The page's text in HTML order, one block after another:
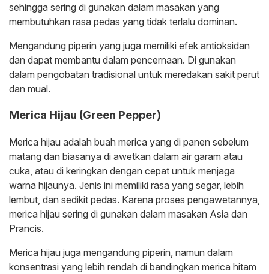
sehingga sering di gunakan dalam masakan yang
membutuhkan rasa pedas yang tidak terlalu dominan.
Mengandung piperin yang juga memiliki efek antioksidan
dan dapat membantu dalam pencernaan. Di gunakan
dalam pengobatan tradisional untuk meredakan sakit perut
dan mual.
Merica Hijau (Green Pepper)
Merica hijau adalah buah merica yang di panen sebelum
matang dan biasanya di awetkan dalam air garam atau
cuka, atau di keringkan dengan cepat untuk menjaga
warna hijaunya. Jenis ini memiliki rasa yang segar, lebih
lembut, dan sedikit pedas. Karena proses pengawetannya,
merica hijau sering di gunakan dalam masakan Asia dan
Prancis.
Merica hijau juga mengandung piperin, namun dalam
konsentrasi yang lebih rendah di bandingkan merica hitam